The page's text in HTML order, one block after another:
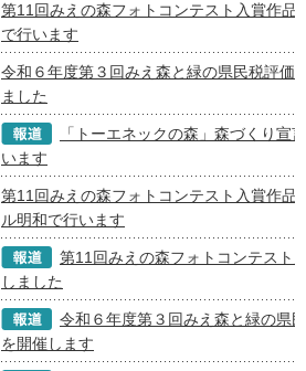
第11回みえの森フォトコンテスト入賞作品
で行います
令和６年度第３回みえ森と緑の県民税評価
ました
「トーエネックの森」森づくり宣
います
第11回みえの森フォトコンテスト入賞作品
ル明和で行います
第11回みえの森フォトコンテスト
しました
令和６年度第３回みえ森と緑の県
を開催します